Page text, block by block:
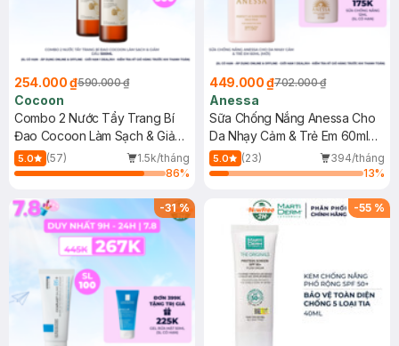
254.000 ₫590.000 ₫
Cocoon
Combo 2 Nước Tẩy Trang Bí
Đao Cocoon Làm Sạch & Giảm
Dầu 500ml
5.0 (57)
1.5k/tháng
86%
449.000 ₫702.000 ₫
Anessa
Sữa Chống Nắng Anessa Cho
Da Nhạy Cảm & Trẻ Em 60ml
(Mới)
5.0 (23)
394/tháng
13%
-31% -55 %